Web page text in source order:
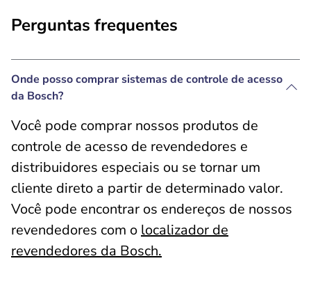
Perguntas frequentes
Onde posso comprar sistemas de controle de acesso
da Bosch?
Você pode comprar nossos produtos de
controle de acesso de revendedores e
distribuidores especiais ou se tornar um
cliente direto a partir de determinado valor.
Você pode encontrar os endereços de nossos
revendedores com o localizador de
revendedores da Bosch.